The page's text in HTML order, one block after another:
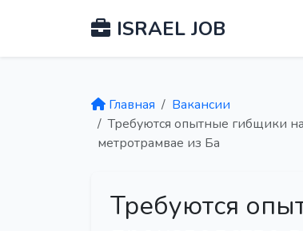
ISRAEL JOB
Главная
Вакансии
Требуются опытные гибщики
метротрамвае из Ба
Требуются